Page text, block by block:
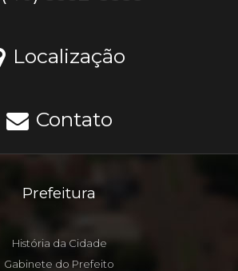
Localização
Contato
Prefeitura
História da Cidade
Gabinete do Prefeito